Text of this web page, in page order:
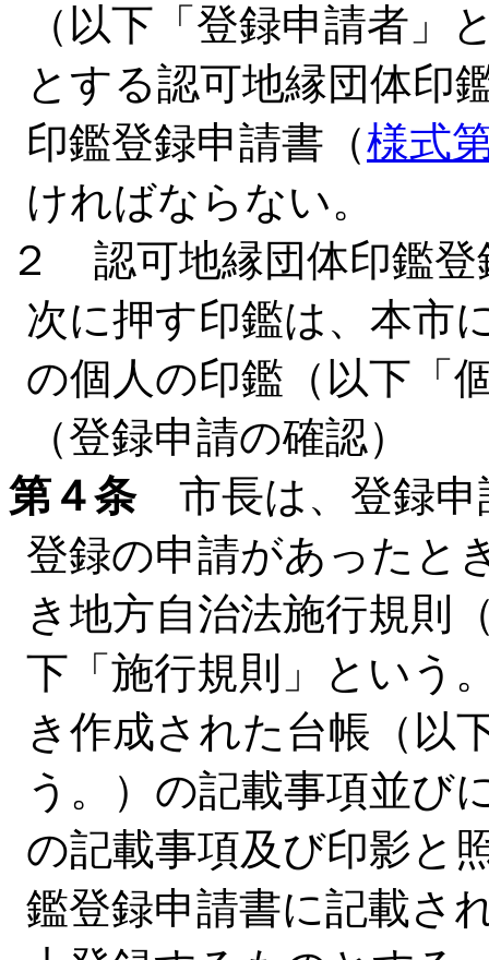
（以下「登録申請者」
とする認可地縁団体印
印鑑登録申請書（様式
ければならない。
２ 認可地縁団体印鑑登
次に押す印鑑は、本市
の個人の印鑑（以下「
（登録申請の確認）
第４条市長は、登録申
登録の申請があったと
き地方自治法施行規則
下「施行規則」という
き作成された台帳（以
う。）の記載事項並び
の記載事項及び印影と
鑑登録申請書に記載さ